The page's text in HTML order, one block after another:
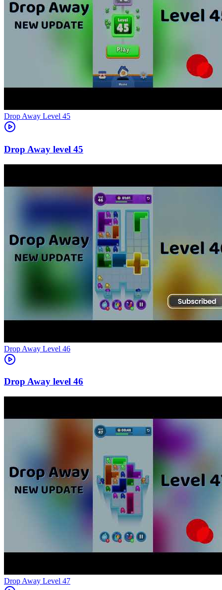
Level 45
45
Level 46
46
Level 47